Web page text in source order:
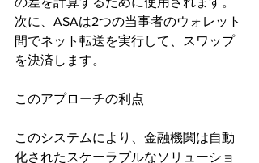
次に、ASAは2つの当事者のウォレット
間でネット転送を実行して、スワップ
を決済します。
このアプローチの利点
このシステムにより、金融機関は自動
化されたスケーラブルなソリューショ